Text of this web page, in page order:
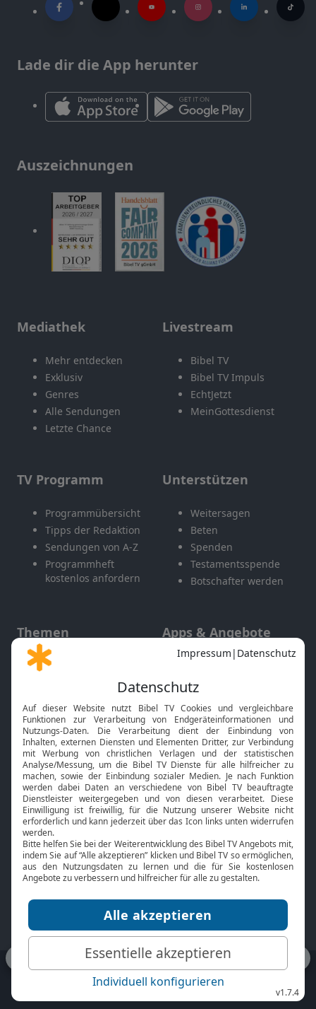
Lade dir die App herunter
Auszeichnungen
Mediathek
Mehr entdecken
Exklusiv
Genres
Alle Sendungen
Letzte Chance
Livestream
Bibel TV
Bibel TV Impuls
EchtJetzt
MeinGottesdienst
TV Programm
Programmübersicht
Tipps der Redaktion
Sendungen von A-Z
Programmheft
kostenlos anfordern
Unterstützen
Weitersagen
Beten
Spenden
Testamentsspende
Botschafter werden
Themen
Gott und Bibel erklärt
Neuigkeiten
Apps & Angebote
Mobile App
Smart TV
HbbTV
Bibelthek Online-Bibel
Nächster Gottesdienst
Bibel TV
Über uns
Jobs
Mediadaten
Service
Kontakt
TV-Empfang
bibeltv.de: Impressum
Datenschutz
Nutzungsbedingungen